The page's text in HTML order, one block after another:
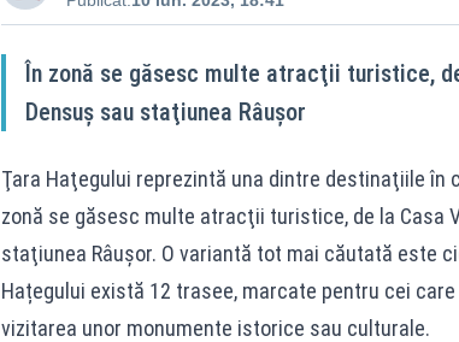
În zonă se găsesc multe atracţii turistice,
Densuş sau staţiunea Râuşor
Ţara Haţegului reprezintă una dintre destinaţiile în
zonă se găsesc multe atracţii turistice, de la Casa
staţiunea Râuşor. O variantă tot mai căutată este
Hațegului există 12 trasee, marcate pentru cei
vizitarea unor monumente istorice sau culturale.